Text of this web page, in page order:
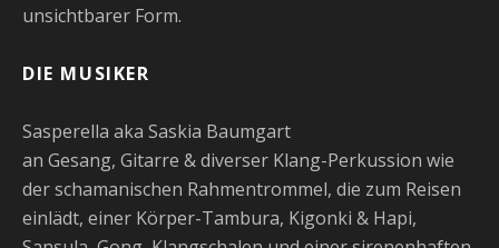
unsichtbarer Form.
DIE MUSIKER
Sasperella aka Saskia Baumgart
an Gesang, Gitarre & diverser Klang-Perkussion wie
der schamanischen Rahmentrommel, die zum Reisen
einlädt, einer Körper-Tambura, Kigonki & Hapi,